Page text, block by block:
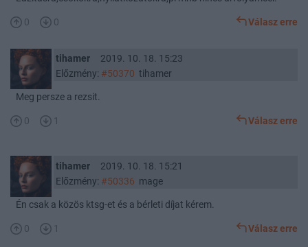
0 0 Válasz erre
tihamer
2019. 10. 18. 15:23
Előzmény: #50370 tihamer
Meg persze a rezsit.
0 1 Válasz erre
tihamer
2019. 10. 18. 15:21
Előzmény: #50336 mage
Én csak a közös ktsg-et és a bérleti díjat kérem.
0 1 Válasz erre